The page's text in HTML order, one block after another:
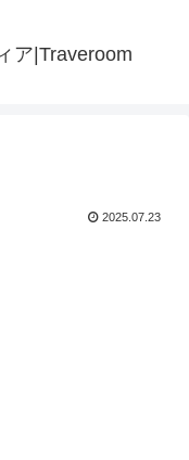
ア|Traveroom
2025.07.23